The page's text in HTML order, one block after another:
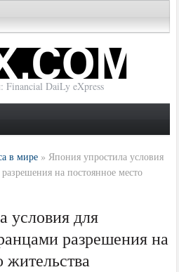
Financial DaiLy eXpress
в мире » Япония упростила условия
на постоянное место
условия для
разрешения на
жительства